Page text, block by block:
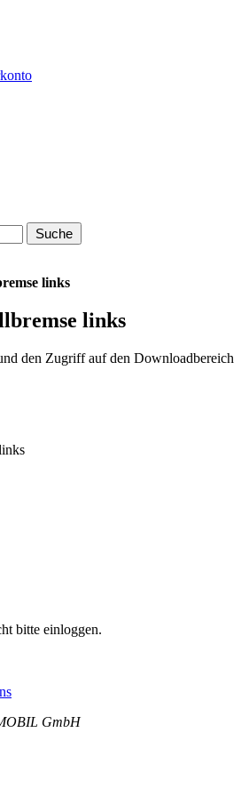
Suche
links
links
den Zugriff auf den Downloadbereich
bitte einloggen.
GmbH